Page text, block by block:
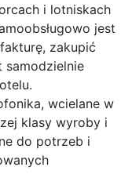
i lotniskach
jest
zakupić
samodzielnie
wcielane w
klasy wyroby i
do potrzeb i